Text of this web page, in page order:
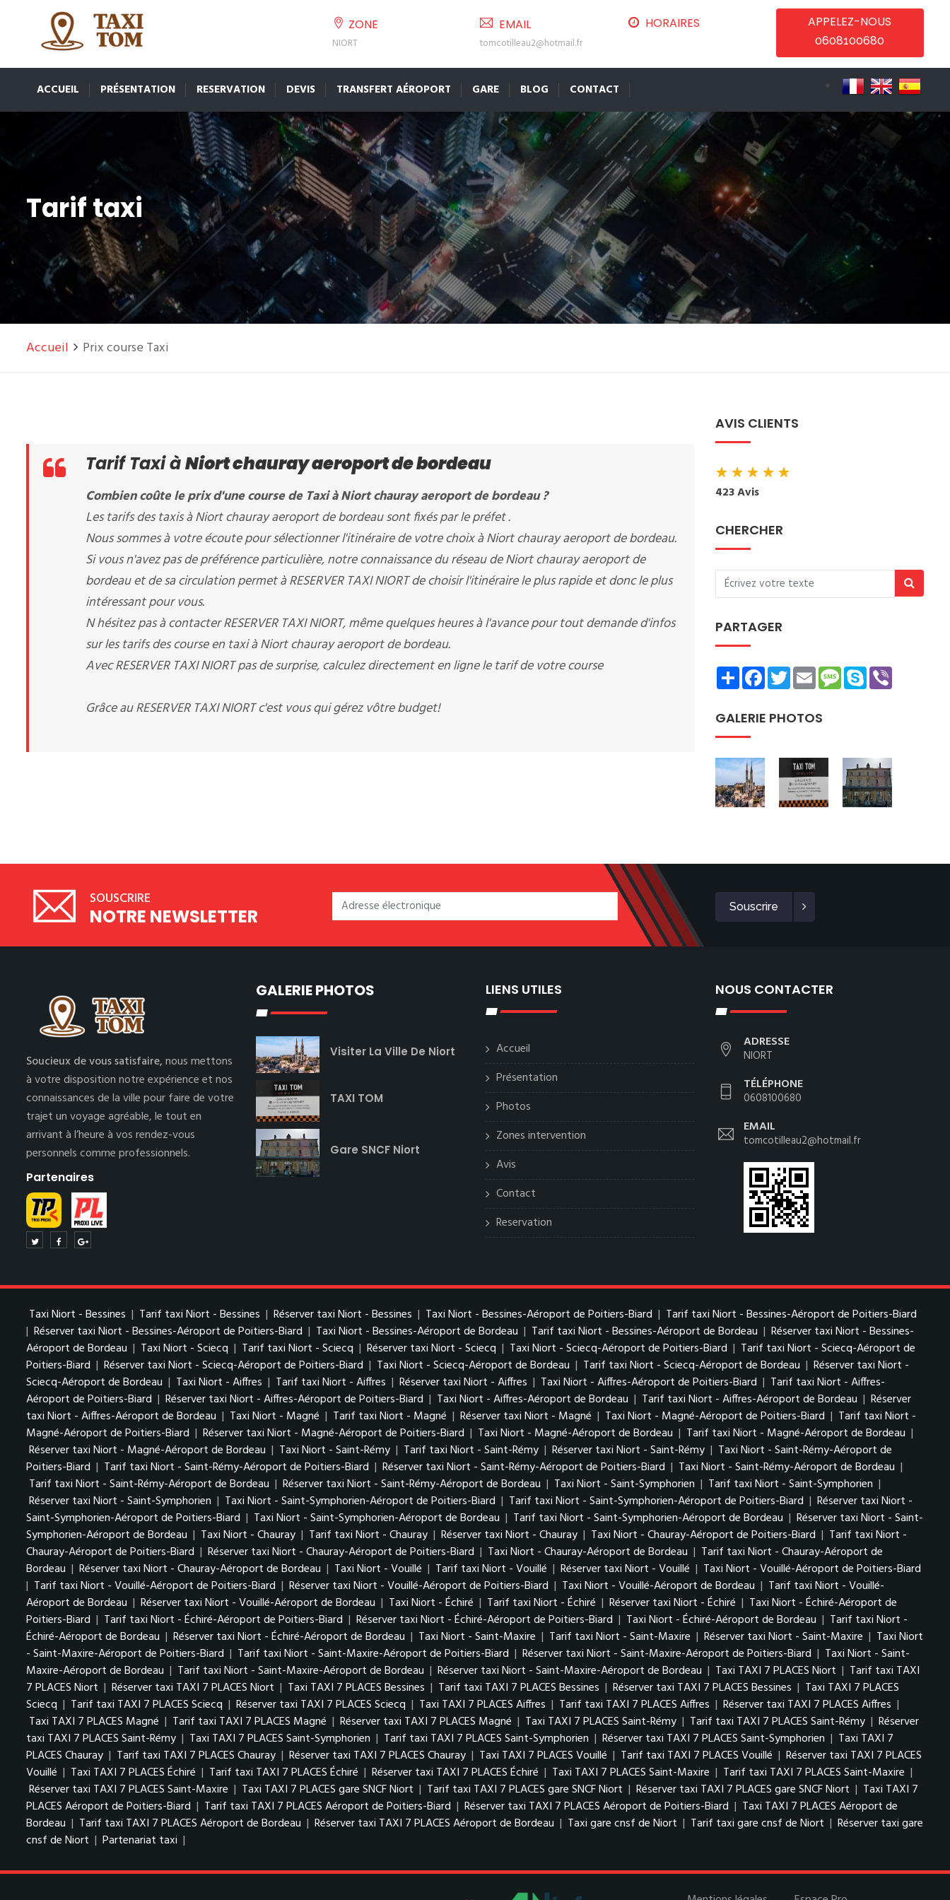
ZONE
NIORT
EMAIL
tomcotilleau2@hotmail.fr
HORAIRES APPELEZ-NOUS
0608100680
ACCUEIL PRÉSENTATION RESERVATION DEVIS TRANSFERT AÉROPORT GARE BLOG CONTACT
Tarif taxi
Accueil Prix course Taxi
Tarif Taxi àNiort chauray aeroport de bordeau
Combien coûte le prix d'une course de Taxi à Niort chauray aeroport de bordeau ?
Les tarifs des taxis à Niort chauray aeroport de bordeau sont fixés par le préfet .
Nous sommes à votre écoute pour sélectionner l'itinéraire de votre choix à Niort chauray aeroport de bordeau.
Si vous n'avez pas de préférence particulière, notre connaissance du réseau de Niort chauray aeroport de
bordeau et de sa circulation permet à RESERVER TAXI NIORT de choisir l'itinéraire le plus rapide et donc le plus
intéressant pour vous.
N hésitez pas à contacter RESERVER TAXI NIORT, même quelques heures à l'avance pour tout demande d'infos
sur les tarifs des course en taxi à Niort chauray aeroport de bordeau.
Avec RESERVER TAXI NIORT pas de surprise, calculez directement en ligne le tarif de votre course
Grâce au RESERVER TAXI NIORT c'est vous qui gérez vôtre budget!
AVIS CLIENTS
★★★★★
423 Avis
CHERCHER
PARTAGER
ShareFacebookTwitterEmailMessage
Skype
GALERIE PHOTOS
SOUSCRIRE
NOTRE NEWSLETTER Souscrire
Soucieux de vous satisfaire,nous mettons
à votre disposition notre expérience et nos
connaissances de la ville pour faire de votre
trajet un voyage agréable, le tout en
arrivant à l’heure à vos rendez-vous
personnels comme professionnels.
Partenaires
GALERIE PHOTOS
Visiter La Ville De Niort
TAXI TOM
Gare SNCF Niort
LIENS UTILES
Accueil
Présentation
Photos
Zones intervention
Avis
Contact
Reservation
NOUS CONTACTER
ADRESSE
NIORT
TÉLÉPHONE
0608100680
EMAIL
tomcotilleau2@hotmail.fr
Taxi Niort - Bessines | Tarif taxi Niort - Bessines | Réserver taxi Niort - Bessines | Taxi Niort - Bessines-Aéroport de Poitiers-Biard | Tarif taxi Niort - Bessines-Aéroport de Poitiers-Biard
| Réserver taxi Niort - Bessines-Aéroport de Poitiers-Biard | Taxi Niort - Bessines-Aéroport de Bordeau | Tarif taxi Niort - Bessines-Aéroport de Bordeau | Réserver taxi Niort - Bessines-
Aéroport de Bordeau | Taxi Niort - Sciecq | Tarif taxi Niort - Sciecq | Réserver taxi Niort - Sciecq | Taxi Niort - Sciecq-Aéroport de Poitiers-Biard | Tarif taxi Niort - Sciecq-Aéroport de
Poitiers-Biard | Réserver taxi Niort - Sciecq-Aéroport de Poitiers-Biard | Taxi Niort - Sciecq-Aéroport de Bordeau | Tarif taxi Niort - Sciecq-Aéroport de Bordeau | Réserver taxi Niort -
Sciecq-Aéroport de Bordeau | Taxi Niort - Aiffres | Tarif taxi Niort - Aiffres | Réserver taxi Niort - Aiffres | Taxi Niort - Aiffres-Aéroport de Poitiers-Biard | Tarif taxi Niort - Aiffres-
Aéroport de Poitiers-Biard | Réserver taxi Niort - Aiffres-Aéroport de Poitiers-Biard | Taxi Niort - Aiffres-Aéroport de Bordeau | Tarif taxi Niort - Aiffres-Aéroport de Bordeau | Réserver
taxi Niort - Aiffres-Aéroport de Bordeau | Taxi Niort - Magné | Tarif taxi Niort - Magné | Réserver taxi Niort - Magné | Taxi Niort - Magné-Aéroport de Poitiers-Biard | Tarif taxi Niort -
Magné-Aéroport de Poitiers-Biard | Réserver taxi Niort - Magné-Aéroport de Poitiers-Biard | Taxi Niort - Magné-Aéroport de Bordeau | Tarif taxi Niort - Magné-Aéroport de Bordeau |
Réserver taxi Niort - Magné-Aéroport de Bordeau | Taxi Niort - Saint-Rémy | Tarif taxi Niort - Saint-Rémy | Réserver taxi Niort - Saint-Rémy | Taxi Niort - Saint-Rémy-Aéroport de
Poitiers-Biard | Tarif taxi Niort - Saint-Rémy-Aéroport de Poitiers-Biard | Réserver taxi Niort - Saint-Rémy-Aéroport de Poitiers-Biard | Taxi Niort - Saint-Rémy-Aéroport de Bordeau |
Tarif taxi Niort - Saint-Rémy-Aéroport de Bordeau | Réserver taxi Niort - Saint-Rémy-Aéroport de Bordeau | Taxi Niort - Saint-Symphorien | Tarif taxi Niort - Saint-Symphorien |
Réserver taxi Niort - Saint-Symphorien | Taxi Niort - Saint-Symphorien-Aéroport de Poitiers-Biard | Tarif taxi Niort - Saint-Symphorien-Aéroport de Poitiers-Biard | Réserver taxi Niort -
Saint-Symphorien-Aéroport de Poitiers-Biard | Taxi Niort - Saint-Symphorien-Aéroport de Bordeau | Tarif taxi Niort - Saint-Symphorien-Aéroport de Bordeau | Réserver taxi Niort - Saint-
Symphorien-Aéroport de Bordeau | Taxi Niort - Chauray | Tarif taxi Niort - Chauray | Réserver taxi Niort - Chauray | Taxi Niort - Chauray-Aéroport de Poitiers-Biard | Tarif taxi Niort -
Chauray-Aéroport de Poitiers-Biard | Réserver taxi Niort - Chauray-Aéroport de Poitiers-Biard | Taxi Niort - Chauray-Aéroport de Bordeau | Tarif taxi Niort - Chauray-Aéroport de
Bordeau | Réserver taxi Niort - Chauray-Aéroport de Bordeau | Taxi Niort - Vouillé | Tarif taxi Niort - Vouillé | Réserver taxi Niort - Vouillé | Taxi Niort - Vouillé-Aéroport de Poitiers-Biard
| Tarif taxi Niort - Vouillé-Aéroport de Poitiers-Biard | Réserver taxi Niort - Vouillé-Aéroport de Poitiers-Biard | Taxi Niort - Vouillé-Aéroport de Bordeau | Tarif taxi Niort - Vouillé-
Aéroport de Bordeau | Réserver taxi Niort - Vouillé-Aéroport de Bordeau | Taxi Niort - Échiré | Tarif taxi Niort - Échiré | Réserver taxi Niort - Échiré | Taxi Niort - Échiré-Aéroport de
Poitiers-Biard | Tarif taxi Niort - Échiré-Aéroport de Poitiers-Biard | Réserver taxi Niort - Échiré-Aéroport de Poitiers-Biard | Taxi Niort - Échiré-Aéroport de Bordeau | Tarif taxi Niort -
Échiré-Aéroport de Bordeau | Réserver taxi Niort - Échiré-Aéroport de Bordeau | Taxi Niort - Saint-Maxire | Tarif taxi Niort - Saint-Maxire | Réserver taxi Niort - Saint-Maxire | Taxi Niort
- Saint-Maxire-Aéroport de Poitiers-Biard | Tarif taxi Niort - Saint-Maxire-Aéroport de Poitiers-Biard | Réserver taxi Niort - Saint-Maxire-Aéroport de Poitiers-Biard | Taxi Niort - Saint-
Maxire-Aéroport de Bordeau | Tarif taxi Niort - Saint-Maxire-Aéroport de Bordeau | Réserver taxi Niort - Saint-Maxire-Aéroport de Bordeau | Taxi TAXI 7 PLACES Niort | Tarif taxi TAXI
7 PLACES Niort | Réserver taxi TAXI 7 PLACES Niort | Taxi TAXI 7 PLACES Bessines | Tarif taxi TAXI 7 PLACES Bessines | Réserver taxi TAXI 7 PLACES Bessines | Taxi TAXI 7 PLACES
Sciecq | Tarif taxi TAXI 7 PLACES Sciecq | Réserver taxi TAXI 7 PLACES Sciecq | Taxi TAXI 7 PLACES Aiffres | Tarif taxi TAXI 7 PLACES Aiffres | Réserver taxi TAXI 7 PLACES Aiffres |
Taxi TAXI 7 PLACES Magné | Tarif taxi TAXI 7 PLACES Magné | Réserver taxi TAXI 7 PLACES Magné | Taxi TAXI 7 PLACES Saint-Rémy | Tarif taxi TAXI 7 PLACES Saint-Rémy | Réserver
taxi TAXI 7 PLACES Saint-Rémy | Taxi TAXI 7 PLACES Saint-Symphorien | Tarif taxi TAXI 7 PLACES Saint-Symphorien | Réserver taxi TAXI 7 PLACES Saint-Symphorien | Taxi TAXI 7
PLACES Chauray | Tarif taxi TAXI 7 PLACES Chauray | Réserver taxi TAXI 7 PLACES Chauray | Taxi TAXI 7 PLACES Vouillé | Tarif taxi TAXI 7 PLACES Vouillé | Réserver taxi TAXI 7 PLACES
Vouillé | Taxi TAXI 7 PLACES Échiré | Tarif taxi TAXI 7 PLACES Échiré | Réserver taxi TAXI 7 PLACES Échiré | Taxi TAXI 7 PLACES Saint-Maxire | Tarif taxi TAXI 7 PLACES Saint-Maxire |
Réserver taxi TAXI 7 PLACES Saint-Maxire | Taxi TAXI 7 PLACES gare SNCF Niort | Tarif taxi TAXI 7 PLACES gare SNCF Niort | Réserver taxi TAXI 7 PLACES gare SNCF Niort | Taxi TAXI 7
PLACES Aéroport de Poitiers-Biard | Tarif taxi TAXI 7 PLACES Aéroport de Poitiers-Biard | Réserver taxi TAXI 7 PLACES Aéroport de Poitiers-Biard | Taxi TAXI 7 PLACES Aéroport de
Bordeau | Tarif taxi TAXI 7 PLACES Aéroport de Bordeau | Réserver taxi TAXI 7 PLACES Aéroport de Bordeau | Taxi gare cnsf de Niort | Tarif taxi gare cnsf de Niort | Réserver taxi gare
cnsf de Niort | Partenariat taxi |